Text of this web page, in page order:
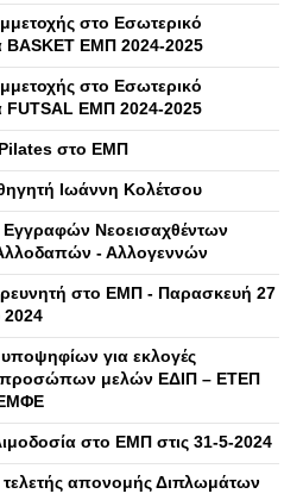
στο Εσωτερικό
ΕΜΠ 2024-2025
στο Εσωτερικό
ΕΜΠ 2024-2025
στο ΕΜΠ
Ιωάννη Κολέτσου
Νεοεισαχθέντων
- Αλλογεννών
στο ΕΜΠ - Παρασκευή 27
2024
υποψηφίων για εκλογές
μελών ΕΔΙΠ – ΕΤΕΠ
στο ΕΜΠ στις 31-5-2024
απονομής Διπλωμάτων